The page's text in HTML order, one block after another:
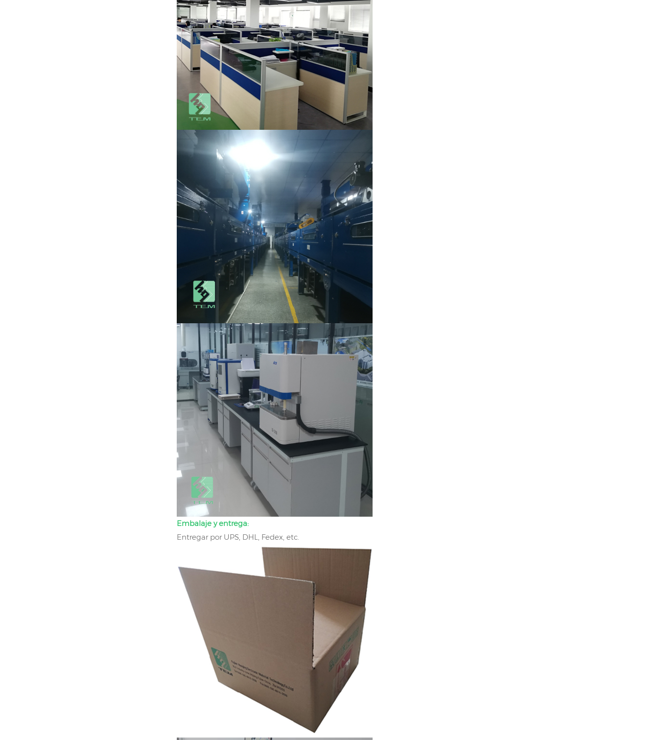
Embalaje y entrega:
Entregar por UPS, DHL, Fedex, etc.